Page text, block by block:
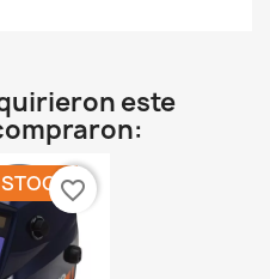
este
favorite_border